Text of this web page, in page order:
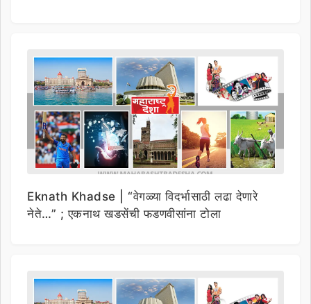
Eknath Khadse | “वेगळ्या विदर्भासाठी लढा देणारे
नेते…” ; एकनाथ खडसेंची फडणवीसांना टोला